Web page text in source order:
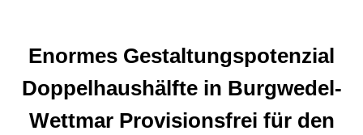
Enormes Gestaltungspotenzial
Doppelhaushälfte in Burgwedel-
Wettmar Provisionsfrei für den